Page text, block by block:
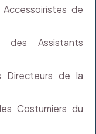
de
des Assistants
Directeurs de la
Costumiers du